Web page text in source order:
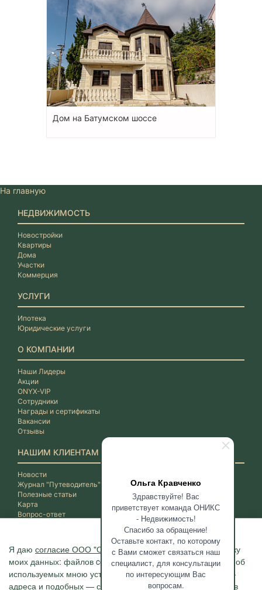
Ольга Кравченко
Здравствуйте! Вас
приветствует команда ОНИКС
- Недвижимость!
Спасибо за обращение!
Оставьте контакт, по которому
с Вами сможет связаться наш
специалист, для консультации
по интересующим Вас
вопросам.
Дом на Батумском шоссе
Я даю согласие ООО "ОНИКС-Недвижимость"на обработку
моих данных: файлов cookie, сведений о моих действиях, об
используемых мною устройствах, даты и время сессии, IP-
адреса и подобных — с помощью метрических программ в
На главную
НЕДВИЖИМОСТЬ
Новостройки
Квартиры
Дома
Участки
Коммерция
УСЛУГИ
Ипотека
Юридические услуги
О КОМПАНИИ
Наши Лидеры
Акции
ONYX-VIP
Сотрудники
Награды и сертификаты
Вакансии
Отзывы
НАШИМ КЛИЕНТАМ
Новости
Журнал "Путеводитель"
Полезные статьи
Карта
Вопрос-ответ